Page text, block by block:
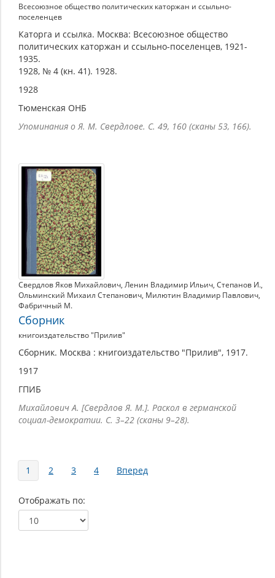
Всесоюзное общество политических каторжан и ссыльно-
поселенцев
Каторга и ссылка. Москва: Всесоюзное общество
политических каторжан и ссыльно-поселенцев, 1921-
1935.
1928, № 4 (кн. 41). 1928.
1928
Тюменская ОНБ
Упоминания о Я. М. Свердлове. С. 49, 160 (сканы 53, 166).
Свердлов Яков Михайлович, Ленин Владимир Ильич, Степанов И.,
Ольминский Михаил Степанович, Милютин Владимир Павлович,
Фабричный М.
Сборник
книгоиздательство "Прилив"
Сборник. Москва : книгоиздательство "Прилив", 1917.
1917
ГПИБ
Михайлович А. [Свердлов Я. М.]. Раскол в германской
социал-демократии. С. 3–22 (сканы 9–28).
Страницы
1 2 3 4 Вперед
Отображать по